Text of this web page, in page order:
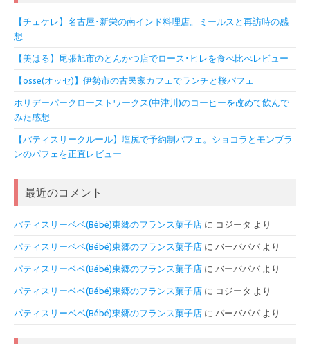
【チェケレ】名古屋･新栄の南インド料理店。ミールスと再訪時の感
想
【美はる】尾張旭市のとんかつ店でロース･ヒレを食べ比べレビュー
【osse(オッセ)】伊勢市の古民家カフェでランチと桜パフェ
ホリデーパークローストワークス(中津川)のコーヒーを改めて飲んで
みた感想
【パティスリークルール】塩尻で予約制パフェ。ショコラとモンブラ
ンのパフェを正直レビュー
最近のコメント
パティスリーベベ(Bébé)東郷のフランス菓子店 に コジータ より
パティスリーベベ(Bébé)東郷のフランス菓子店 に バーバパパ より
パティスリーベベ(Bébé)東郷のフランス菓子店 に バーバパパ より
パティスリーベベ(Bébé)東郷のフランス菓子店 に コジータ より
パティスリーベベ(Bébé)東郷のフランス菓子店 に バーバパパ より